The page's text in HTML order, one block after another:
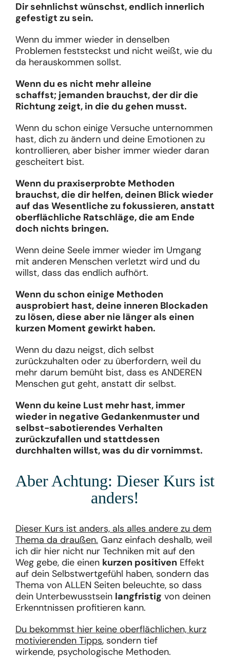
Dir sehnlichst wünschst, endlich innerlich
gefestigt zu sein.
Wenn du immer wieder in denselben
Problemen feststeckst und nicht weißt, wie du
da herauskommen sollst.
Wenn du es nicht mehr alleine
schaffst; jemanden brauchst, der dir die
Richtung zeigt, in die du gehen musst.
Wenn du schon einige Versuche unternommen
hast, dich zu ändern und deine Emotionen zu
kontrollieren, aber bisher immer wieder daran
gescheitert bist.
Wenn du praxiserprobte Methoden
brauchst, die dir helfen, deinen Blick wieder
auf das Wesentliche zu fokussieren, anstatt
oberflächliche Ratschläge, die am Ende
doch nichts bringen.
Wenn deine Seele immer wieder im Umgang
mit anderen Menschen verletzt wird und du
willst, dass das endlich aufhört.
Wenn du schon einige Methoden
ausprobiert hast, deine inneren Blockaden
zu lösen, diese aber nie länger als einen
kurzen Moment gewirkt haben.
Wenn du dazu neigst, dich selbst
zurückzuhalten oder zu überfordern, weil du
mehr darum bemüht bist, dass es ANDEREN
Menschen gut geht, anstatt dir selbst.
Wenn du keine Lust mehr hast, immer
wieder in negative Gedankenmuster und
selbst-sabotierendes Verhalten
zurückzufallen und stattdessen
durchhalten willst, was du dir vornimmst.
Aber Achtung: Dieser Kurs ist
anders!
Dieser Kurs ist anders, als alles andere zu dem
Thema da draußen. Ganz einfach deshalb, weil
ich dir hier nicht nur Techniken mit auf den
Weg gebe, die einen kurzen positiven Effekt
auf dein Selbstwertgefühl haben, sondern das
Thema von ALLEN Seiten beleuchte, so dass
dein Unterbewusstsein langfristig von deinen
Erkenntnissen profitieren kann.
Du bekommst hier keine oberflächlichen, kurz
motivierenden Tipps, sondern tief
wirkende, psychologische Methoden.